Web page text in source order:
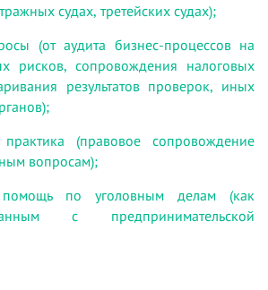
судах, третейских судах);
(от аудита бизнес-процессов на
рисков, сопровождения налоговых
результатов проверок, иных
практика (правовое сопровождение
вопросам);
помощь по уголовным делам (как
с предпринимательской